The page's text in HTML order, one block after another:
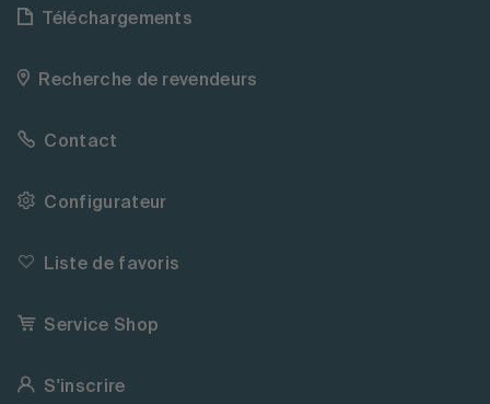
Téléchargements
Recherche de revendeurs
Contact
Configurateur
Liste de favoris
Service Shop
S'inscrire